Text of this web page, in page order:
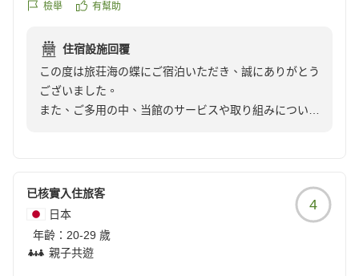
少し高めに感じてしまいました。
ただ、当初泊まる予定だった日、近鉄電車の運休(土砂崩れ)
により伊勢へ向かう事ができず、当日キャンセルとなってし
まったのですが、電話連絡した際に「自然災害なので」と、
快くキャンセル無料で対応をして下さいました。
クチコミの詳細はこちらから
https://review.travel.rakuten.co.jp/hotel/voice/40332?
reviewId=33123478191556
きまして、貴重なご意見・ご感想を頂戴し誠にありがと
うございます。いただいたご意見を受け止め、より価格
以上の価値や感動をお届けできるよう、全体の品質向上
に努めてまいります。
し上げております。
ニューにも感激しました。
していましたが、加熱の面で少し不安の残るメニューとなっ
ており、食べられない品が2つほどあったので、同じような
方はしっかり火を通したメニューに全て変更してもらえるよ
うに事前に確認とお願いをした方がよいかもしれません。)
また伊勢に伺う際は宿泊したいと思います。
他の画像やクチコミの詳細はこちらから
https://review.travel.rakuten.co.jp/hotel/voice/40332?
reviewId=33123478188215
檢舉 有幫助
住宿設施回覆
この度は旅荘海の蝶にご宿泊いただき、誠にありがとう
ございました。
また、ご多用の中、当館のサービスや取り組みについて
景色やお料理につきまして「最高」とのお言葉をいただ
き、伊勢海老・鮑・松阪牛を盛り込んだお食事にご感激
いただけたとのこと、厨房スタッフをはじめ一同大変励
みになっております。
已核實入住旅客
日本
年齡： 20-29 歲
親子共遊
4